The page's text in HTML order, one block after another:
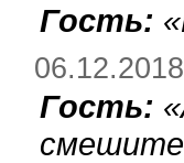
Гость: «
Гость: «
смешите